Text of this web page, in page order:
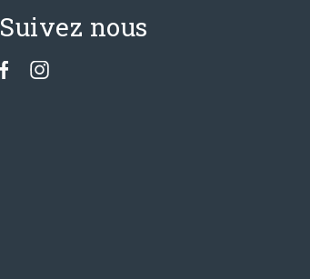
Suivez nous